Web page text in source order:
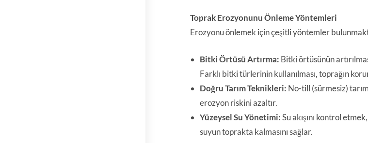
Toprak Erozyonunu Önleme Yöntemleri
Erozyonu önlemek için çeşitli yöntemler
Bitki Örtüsü Artırma: Bitki örtüsünün
Farklı bitki türlerinin kullanılması, toprağın
Doğru Tarım Teknikleri: No-till (sürmesiz)
erozyon riskini azaltır.
Yüzeysel Su Yönetimi:Su akışını kontrol
suyun toprakta kalmasını sağlar.